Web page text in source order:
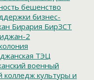
бешенство
бизнес-
Бирария БирЗСТ
2
ТЭЦ
военный
колледж культуры и